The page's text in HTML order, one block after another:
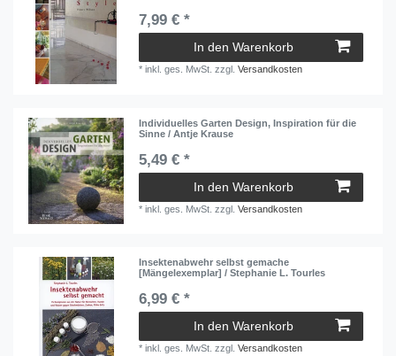
7,99 € *
In den Warenkorb
*inkl. ges. MwSt. zzgl.Versandkosten
Individuelles Garten Design, Inspiration für die
Sinne / Antje Krause
5,49 € *
In den Warenkorb
*inkl. ges. MwSt. zzgl.Versandkosten
Insektenabwehr selbst gemache
[Mängelexemplar] / Stephanie L. Tourles
6,99 € *
In den Warenkorb
*inkl. ges. MwSt. zzgl.Versandkosten